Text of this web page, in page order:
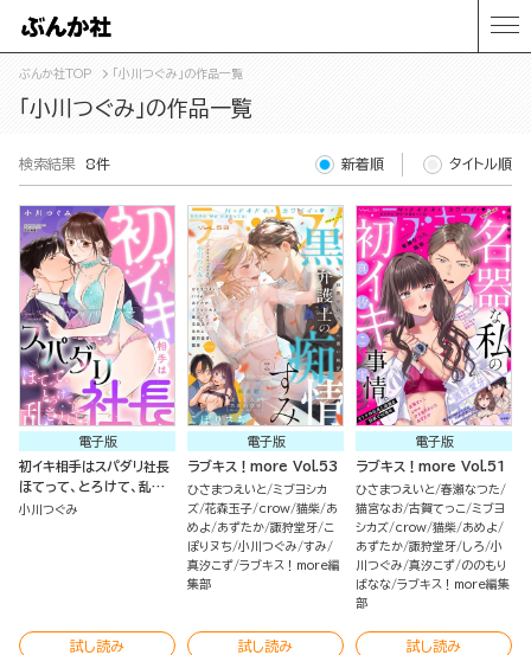
ぶんか社TOP 「小川つぐみ」の作品一覧
「小川つぐみ」の作品一覧
検索結果 8件 新着順 タイトル順
電子版
初イキ相手はスパダリ社長
ほてって、とろけて、乱さ
れて。
小川つぐみ
試し読み
電子版
ラブキス！more Vol.53
ひさまつえいと ミブヨシカ
ズ 花森玉子 crow 猫柴 あ
めよ
あずたか 諏狩堂牙 こ
ぽりヌち 小川つぐみ すみ
真汐こず ラブキス！more編
集部
試し読み
電子版
ラブキス！more Vol.51
ひさまつえいと 春瀬なつた
猫宮なお 古賀てっこ ミブヨ
シカズ crow 猫柴 あめよ
あずたか 諏狩堂牙 しろ 小
川つぐみ 真汐こず ののもり
ばなな ラブキス！more編集
部
試し読み